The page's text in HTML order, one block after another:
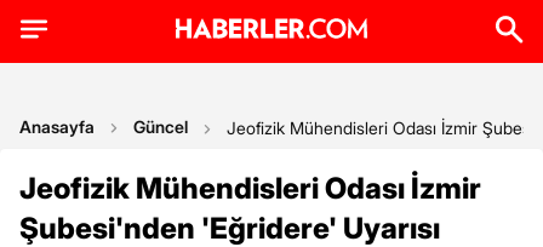
Anasayfa Güncel Jeofizik Mühendisleri Odası İzmir
Jeofizik Mühendisleri Odası İzmir
Şubesi'nden 'Eğridere' Uyarısı